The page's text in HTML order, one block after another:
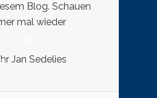
Blog. Schauen
mal wieder
Jan Sedelies